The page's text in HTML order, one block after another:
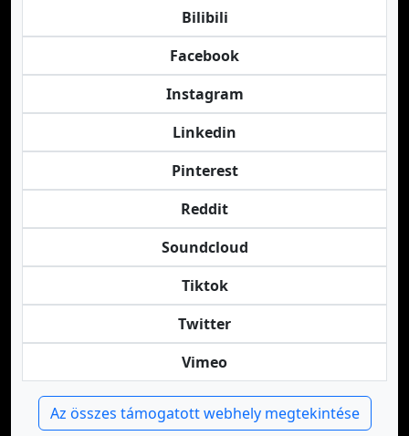
Bilibili
Facebook
Instagram
Linkedin
Pinterest
Reddit
Soundcloud
Tiktok
Twitter
Vimeo
Az összes támogatott webhely megtekintése